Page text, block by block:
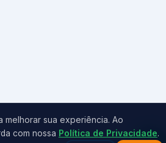
melhorar sua experiência. Ao
com nossa Política de Privacidade.